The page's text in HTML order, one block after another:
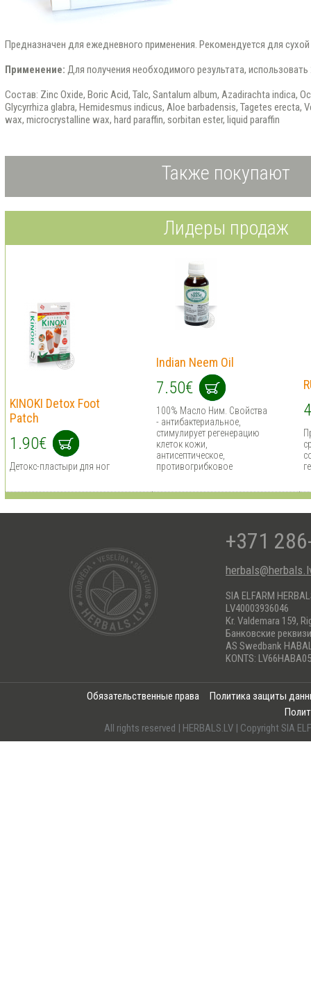
Предназначен для ежедневного применения. Рекомендуется для
Применение: Для получения необходимого результата, использовать
Состав: Zinc Oxide, Boric Acid, Talc, Santalum album, Azadirachta indica,
Glycyrrhiza glabra, Hemidesmus indicus, Aloe barbadensis, Tagetes erecta,
wax, microcrystalline wax, hard paraffin, sorbitan ester, liquid paraffin
Также покупают
Лидеры продаж
KINOKI Detox Foot
Patch
1.90€
Детокс-пластыри для ног
Indian Neem Oil
7.50€
100% Масло Ним. Cвойства
- антибактериальное,
стимулирует регенерацию
клеток кожи,
антисептическое,
противогрибковое
+371
SIA ELFARM
LV40003936046
Kr. Valdemara 159,
Банковские
AS Swedbank
KONTS:
Обязательственные права
Политика защиты
All rights reserved | HERBALS.LV | Copyright SIA